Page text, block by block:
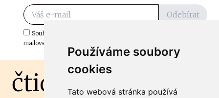
Používáme soubory
cookies
Tato webová stránka používá
Odebírat
Souhlasím s odběrem důležitých zpráv ze ČtiDoma.cz do mé e-
mailové schránky.
čtidoma.cz